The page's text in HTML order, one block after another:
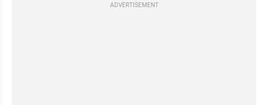
ADVERTISEMENT